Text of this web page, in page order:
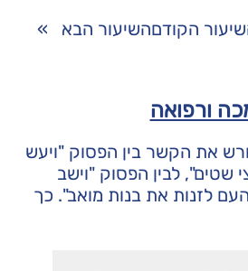
הקודםהשיעור הבא »
ורפואה
את הקשר בין הפסוק "ויעש
שטים", לבין הפסוק "וישב
לזנות את בנות מואב". כך